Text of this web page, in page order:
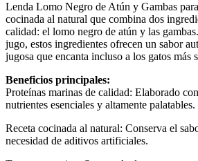
Lenda Lomo Negro de Atún y Gambas
cocinada al natural que combina dos
calidad: el lomo negro de atún y las
jugo, estos ingredientes ofrecen un sabor
jugosa que encanta incluso a los gatos más
Beneficios principales:
Proteínas marinas de calidad: Elaborado
nutrientes esenciales y altamente palatables.
Receta cocinada al natural: Conserva el
necesidad de aditivos artificiales.